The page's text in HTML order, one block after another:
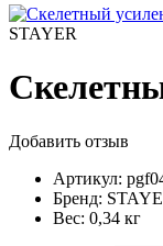
STAYER
Добавить отзыв
Артикул:
Бренд:
Вес: 0,34 кг